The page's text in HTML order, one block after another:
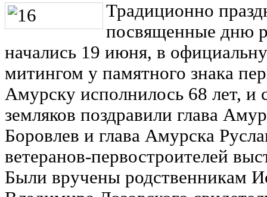
Традиционно
посвященные дню
начались 19 июня, в
митингом у памятного знака
Амурску исполнилось 68 лет, и
земляков поздравили глава
Боровлев и глава Амурска
ветеранов-первостроителей
Были вручены родственникам